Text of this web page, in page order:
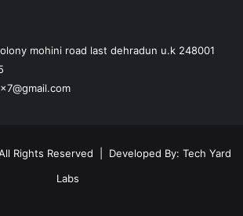
mohini road last dehradun u.k 248001
Rights Reserved | Developed By: Tech Yard
Labs